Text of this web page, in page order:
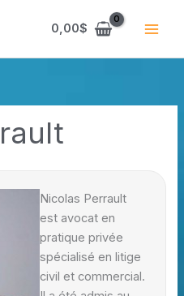
0,00$
Nicolas Perrault
est avocat en
pratique privée
spécialisé en litige
civil et commercial.